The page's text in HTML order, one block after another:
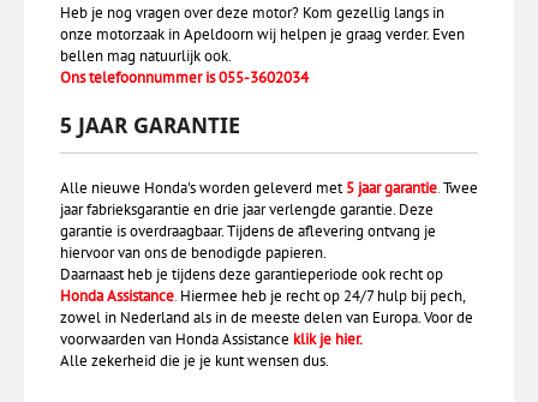
Heb je nog vragen over deze motor? Kom gezellig langs in
onze motorzaak in Apeldoorn wij helpen je graag verder. Even
bellen mag natuurlijk ook.
Ons telefoonnummer is 055-3602034
5 JAAR GARANTIE
Alle nieuwe Honda's worden geleverd met 5 jaar garantie.Twee
jaar fabrieksgarantie en drie jaar verlengde garantie. Deze
garantie is overdraagbaar. Tijdens de aflevering ontvang je
hiervoor van ons de benodigde papieren.
Daarnaast heb je tijdens deze garantieperiode ook recht op
Honda Assistance. Hiermee heb je recht op 24/7 hulp bij pech,
zowel in Nederland als in de meeste delen van Europa. Voor de
voorwaarden van Honda Assistance klik je hier.
Alle zekerheid die je je kunt wensen dus.